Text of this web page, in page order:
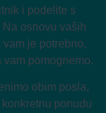
i podelite s
osnovu vaših
je potrebno,
pomognemo.
obim posla,
ponudu